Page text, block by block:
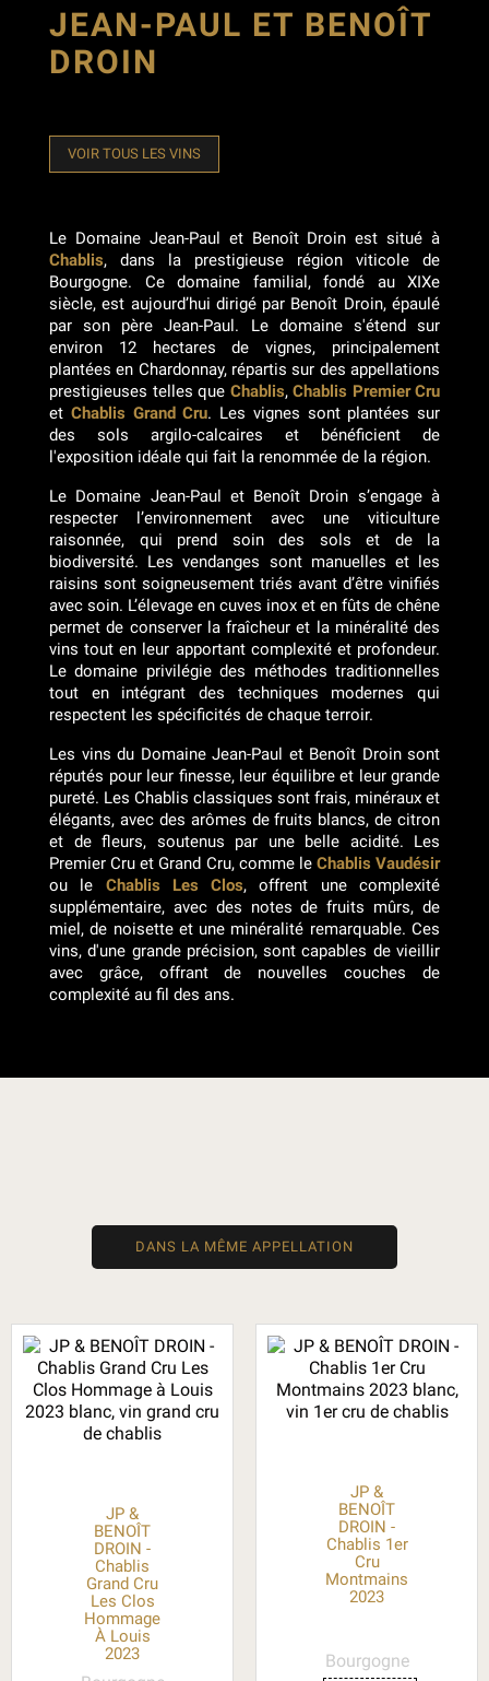
JEAN-PAUL ET BENOÎT
DROIN
VOIR TOUS LES VINS
Le Domaine Jean-Paul et Benoît Droin est situé à
Chablis, dans la prestigieuse région viticole de
Bourgogne. Ce domaine familial, fondé au XIXe
siècle, est aujourd’hui dirigé par Benoît Droin, épaulé
par son père Jean-Paul. Le domaine s'étend sur
environ 12 hectares de vignes, principalement
plantées en Chardonnay, répartis sur des appellations
prestigieuses telles que Chablis, Chablis Premier Cru
et Chablis Grand Cru. Les vignes sont plantées sur
des sols argilo-calcaires et bénéficient de
l'exposition idéale qui fait la renommée de la région.
Le Domaine Jean-Paul et Benoît Droin s’engage à
respecter l’environnement avec une viticulture
raisonnée, qui prend soin des sols et de la
biodiversité. Les vendanges sont manuelles et les
raisins sont soigneusement triés avant d’être vinifiés
avec soin. L’élevage en cuves inox et en fûts de chêne
permet de conserver la fraîcheur et la minéralité des
vins tout en leur apportant complexité et profondeur.
Le domaine privilégie des méthodes traditionnelles
tout en intégrant des techniques modernes qui
respectent les spécificités de chaque terroir.
Les vins du Domaine Jean-Paul et Benoît Droin sont
réputés pour leur finesse, leur équilibre et leur grande
pureté. Les Chablis classiques sont frais, minéraux et
élégants, avec des arômes de fruits blancs, de citron
et de fleurs, soutenus par une belle acidité. Les
Premier Cru et Grand Cru, comme le Chablis Vaudésir
ou le Chablis Les Clos, offrent une complexité
supplémentaire, avec des notes de fruits mûrs, de
miel, de noisette et une minéralité remarquable. Ces
vins, d'une grande précision, sont capables de vieillir
avec grâce, offrant de nouvelles couches de
complexité au fil des ans.
DANS LA MÊME APPELLATION
JP &
BENOÎT
DROIN -
Chablis
Grand Cru
Les Clos
Hommage
À Louis
2023
JP &
BENOÎT
DROIN -
Chablis 1er
Cru
Montmains
2023
Bourgogne